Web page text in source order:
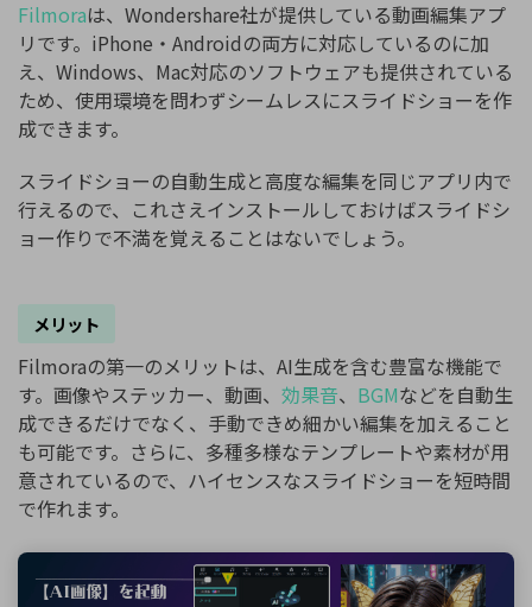
Filmoraは、Wondershare社が提供している動画編集アプ
リです。iPhone・Androidの両方に対応しているのに加
え、Windows、Mac対応のソフトウェアも提供されている
ため、使用環境を問わずシームレスにスライドショーを作
成できます。
スライドショーの自動生成と高度な編集を同じアプリ内で
行えるので、これさえインストールしておけばスライドシ
ョー作りで不満を覚えることはないでしょう。
メリット
Filmoraの第一のメリットは、AI生成を含む豊富な機能で
す。画像やステッカー、動画、 効果音、 BGMなどを自動生
成できるだけでなく、手動できめ細かい編集を加えること
も可能です。さらに、多種多様なテンプレートや素材が用
意されているので、ハイセンスなスライドショーを短時間
で作れます。